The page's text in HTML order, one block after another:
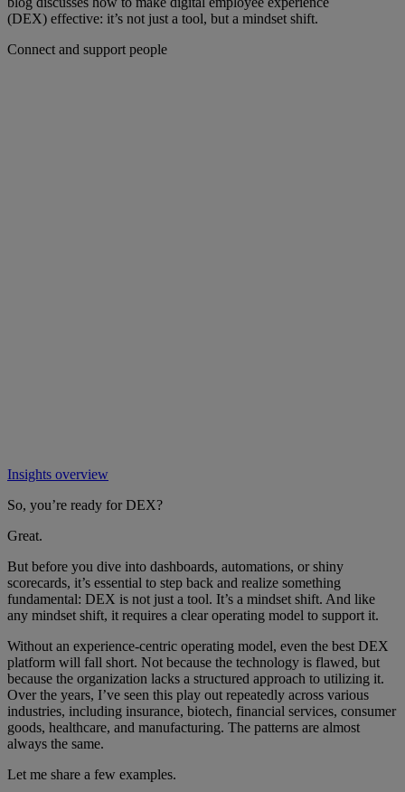
(DEX) effective: it’s not just a tool, but a mindset shift.
Connect and support people
Insights overview
So, you’re ready for DEX?
Great.
But before you dive into dashboards, automations, or shiny
scorecards, it’s essential to step back and realize something
fundamental: DEX is not just a tool. It’s a mindset shift. And like
any mindset shift, it requires a clear operating model to support it.
Without an experience-centric operating model, even the best DEX
platform will fall short. Not because the technology is flawed, but
because the organization lacks a structured approach to utilizing it.
Over the years, I’ve seen this play out repeatedly across various
industries, including insurance, biotech, financial services, consumer
goods, healthcare, and manufacturing. The patterns are almost
always the same.
Let me share a few examples.